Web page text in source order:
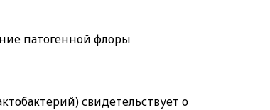
патогенной флоры
свидетельствует о